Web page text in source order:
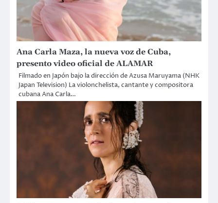
Ana Carla Maza, la nueva voz de Cuba,
presento video oficial de ALAMAR
Filmado en Japón bajo la dirección de Azusa Maruyama (NHK
Japan Television) La violonchelista, cantante y compositora
cubana Ana Carla…